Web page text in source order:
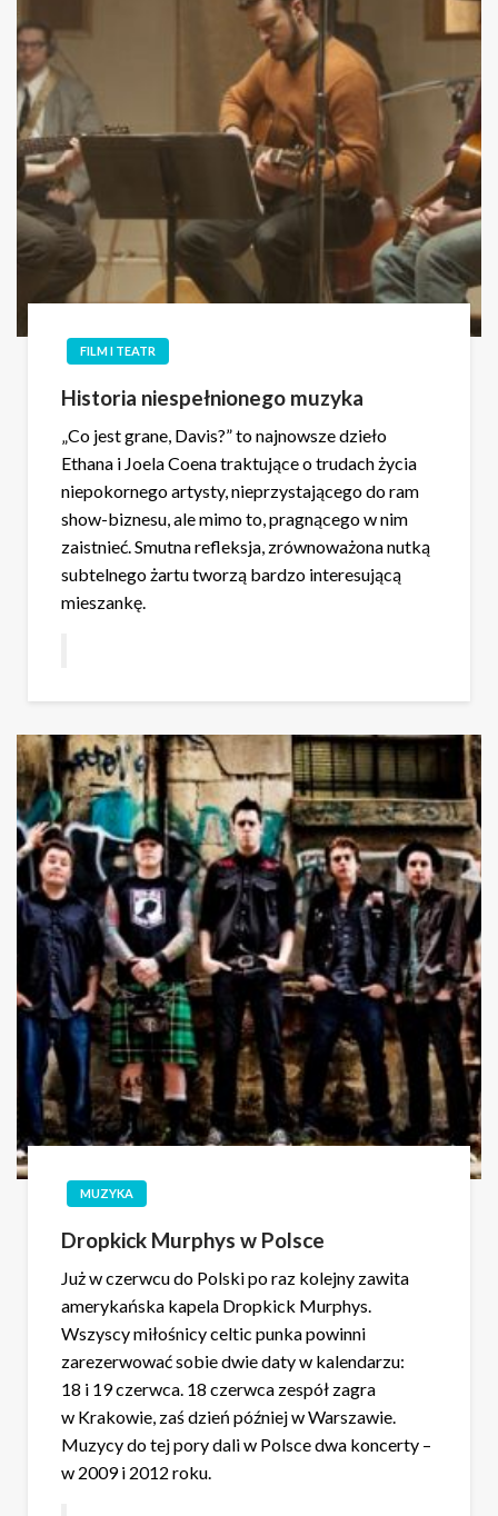
FILM I TEATR
Historia niespełnionego muzyka
„Co jest grane, Davis?” to najnowsze dzieło
Ethana i Joela Coena traktujące o trudach życia
niepokornego artysty, nieprzystającego do ram
show-biznesu, ale mimo to, pragnącego w nim
zaistnieć. Smutna refleksja, zrównoważona nutką
subtelnego żartu tworzą bardzo interesującą
mieszankę.
MUZYKA
Dropkick Murphys w Polsce
Już w czerwcu do Polski po raz kolejny zawita
amerykańska kapela Dropkick Murphys.
Wszyscy miłośnicy celtic punka powinni
zarezerwować sobie dwie daty w kalendarzu:
18 i 19 czerwca. 18 czerwca zespół zagra
w Krakowie, zaś dzień później w Warszawie.
Muzycy do tej pory dali w Polsce dwa koncerty –
w 2009 i 2012 roku.